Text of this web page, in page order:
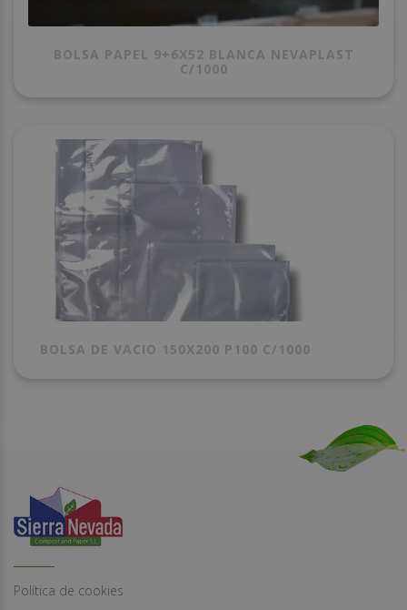
BOLSA PAPEL 9+6X52 BLANCA NEVAPLAST
C/1000
BOLSA DE VACIO 150X200 P100 C/1000
Política de cookies